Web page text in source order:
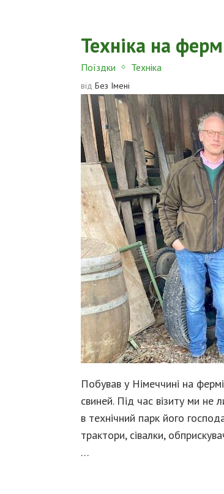
Техніка на
Поїздки Техніка
від Без Імені
Побував у Німеччині на
свиней. Під час візиту ми
в технічний парк його
трактори, сівалки,
…